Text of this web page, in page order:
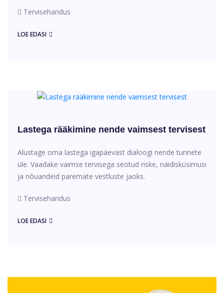
Terviseharidus
LOE EDASI
Lastega rääkimine nende vaimsest tervisest
Alustage oma lastega igapäevast dialoogi nende tunnete
üle. Vaadake vaimse tervisega seotud riske, näidisküsimusi
ja nõuandeid paremate vestluste jaoks.
Terviseharidus
LOE EDASI